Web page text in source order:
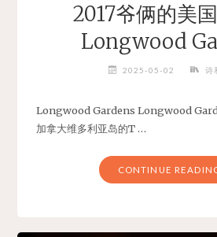
2017爷俩的美
Longwood
2025-05-02 诗
Longwood Gardens Longwood
加拿大维多利亚岛的T …
CONTINUE